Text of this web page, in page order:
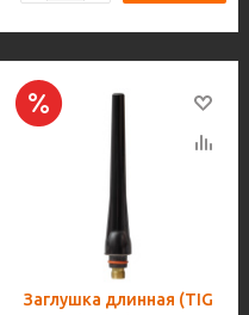
Заглушка длинная (TIG